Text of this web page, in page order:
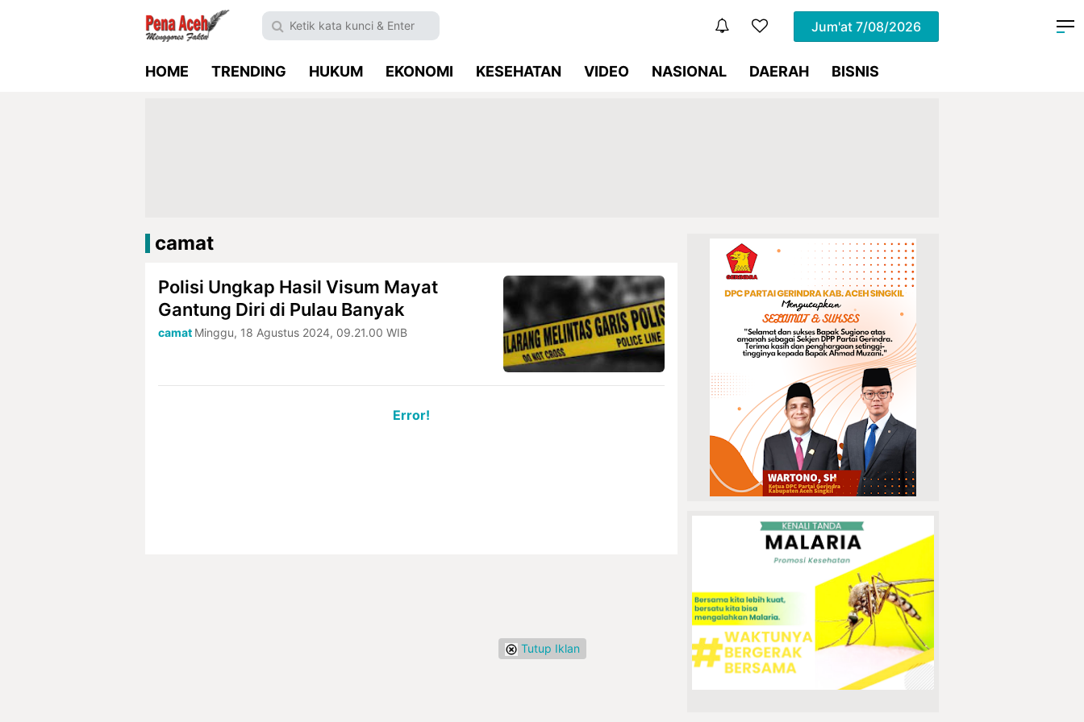
Jum'at 7/08/2026
HOME TRENDING HUKUM EKONOMI KESEHATAN VIDEO NASIONAL DAERAH BISNIS
camat
Polisi Ungkap Hasil Visum Mayat
Gantung Diri di Pulau Banyak
camat Minggu, 18 Agustus 2024, 09.21.00 WIB
Error!
Tutup Iklan